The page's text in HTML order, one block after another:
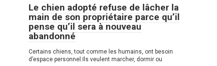
Le chien adopté refuse de lâcher la
main de son propriétaire parce qu’il
pense qu’il sera à nouveau
abandonné
Certains chiens, tout comme les humains, ont besoin
d’espace personnel.Ils veulent marcher, dormir ou